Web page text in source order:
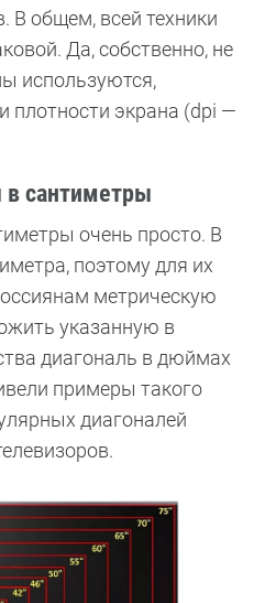
В общем, всей техники
Да, собственно, не
используются,
плотности экрана (dpi —
сантиметры
очень просто. В
поэтому для их
метрическую
указанную в
диагональ в дюймах
примеры такого
диагоналей